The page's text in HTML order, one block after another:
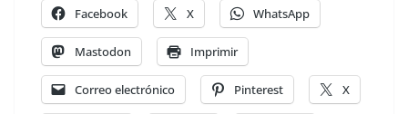
Facebook X WhatsApp
Mastodon Imprimir
Correo electrónico Pinterest X